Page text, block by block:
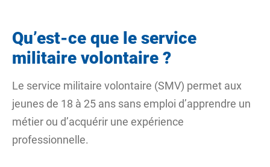
Qu’est-ce que le service
militaire volontaire ?
Le service militaire volontaire (SMV) permet aux
jeunes de 18 à 25 ans sans emploi d’apprendre un
métier ou d’acquérir une expérience
professionnelle.